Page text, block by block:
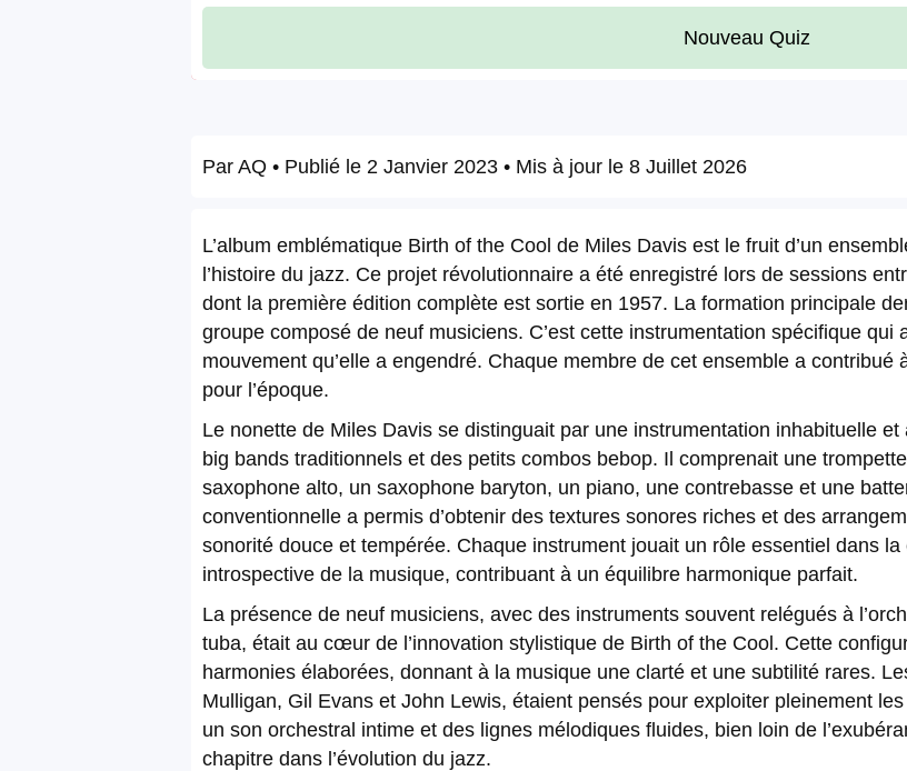
Nouveau Quiz
Par AQ • Publié le 2 Janvier 2023 • Mis à jour le 8 Juillet 2026
L’album emblématique Birth of the Cool de Miles Davis est le fruit d’un
l’histoire du jazz. Ce projet révolutionnaire a été enregistré lors de sessions
dont la première édition complète est sortie en 1957. La formation principale
groupe composé de neuf musiciens. C’est cette instrumentation spécifique
mouvement qu’elle a engendré. Chaque membre de cet ensemble a
pour l’époque.
Le nonette de Miles Davis se distinguait par une instrumentation inhabituelle et
big bands traditionnels et des petits combos bebop. Il comprenait une
saxophone alto, un saxophone baryton, un piano, une contrebasse et une
conventionnelle a permis d’obtenir des textures sonores riches et des
sonorité douce et tempérée. Chaque instrument jouait un rôle essentiel dans
introspective de la musique, contribuant à un équilibre harmonique parfait.
La présence de neuf musiciens, avec des instruments souvent relégués à
tuba, était au cœur de l’innovation stylistique de Birth of the Cool. Cette
harmonies élaborées, donnant à la musique une clarté et une subtilité rares.
Mulligan, Gil Evans et John Lewis, étaient pensés pour exploiter pleinement
un son orchestral intime et des lignes mélodiques fluides, bien loin de
chapitre dans l’évolution du jazz.